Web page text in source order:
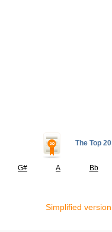
The Top 20
G# A
Bb
Simplified version